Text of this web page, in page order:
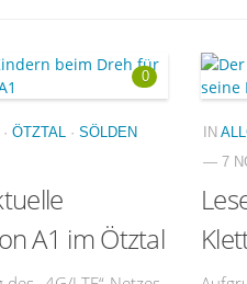
0
· ÖTZTAL · SÖLDEN
A1 im Ötztal
IN
— 7